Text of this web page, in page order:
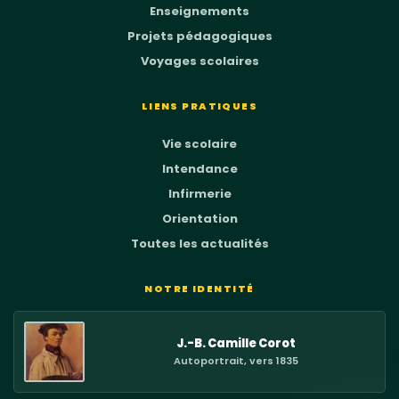
Enseignements
Projets pédagogiques
Voyages scolaires
LIENS PRATIQUES
Vie scolaire
Intendance
Infirmerie
Orientation
Toutes les actualités
NOTRE IDENTITÉ
J.-B. Camille Corot
Autoportrait, vers 1835